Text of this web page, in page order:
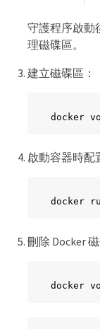
守護程序啟動
理磁碟區。
建立磁碟區：
docker
啟動容器時配
docker
刪除 Docker 磁
docker